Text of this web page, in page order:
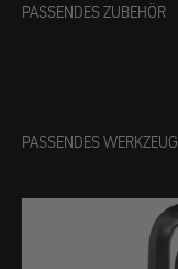
PASSENDES ZUBEHÖR
PASSENDES WERKZEUG